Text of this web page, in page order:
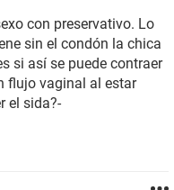
con preservativo. Lo
sin el condón la chica
si así se puede contraer
flujo vaginal al estar
el sida?-